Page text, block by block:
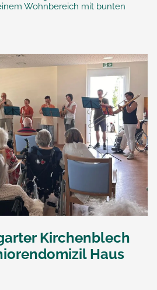
Wohnbereich mit bunten
Kirchenblech
Haus